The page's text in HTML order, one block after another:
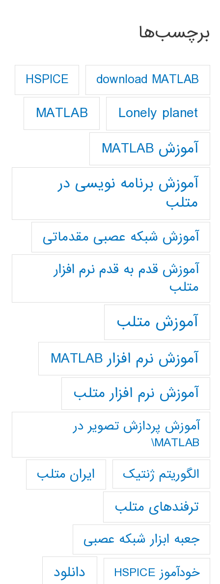
برچسب‌ها
download MATLAB
HSPICE
Lonely planet
MATLAB
آموزش MATLAB
آموزش برنامه نویسی در
متلب
آموزش شبکه عصبی مقدماتی
آموزش قدم به قدم نرم افزار
متلب
آموزش متلب
آموزش نرم افزار MATLAB
آموزش نرم افزار متلب
آموزش پردازش تصوير در
MATLAB\
الگوریتم ژنتیک
ایران متلب
ترفندهای متلب
جعبه ابزار شبکه عصبی
خودآموز HSPICE دانلود